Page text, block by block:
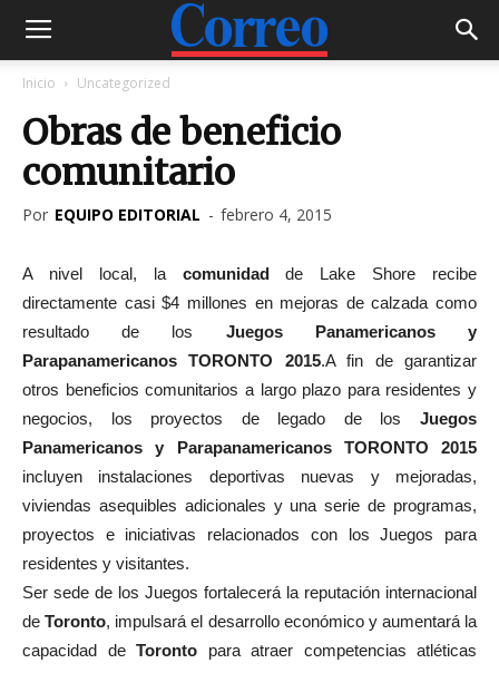
Inicio Uncategorized
Obras de beneficio
comunitario
Por EQUIPO EDITORIAL - febrero 4, 2015
A nivel local, lacomunidadde Lake Shore recibe
directamente casi $4 millones en mejoras de calzada como
resultado de los Juegos Panamericanos y
Parapanamericanos TORONTO 2015.A fin de garantizar
otros beneficios comunitarios a largo plazo para residentes y
negocios, los proyectos de legado de los Juegos
Panamericanos y Parapanamericanos TORONTO 2015
incluyen instalaciones deportivas nuevas y mejoradas,
viviendas asequibles adicionales y una serie de programas,
proyectos e iniciativas relacionados con los Juegos para
residentes y visitantes.
Ser sede de los Juegos fortalecerá la reputación internacional
deToronto, impulsará el desarrollo económico y aumentará la
capacidad de Toronto para atraer competencias atléticas